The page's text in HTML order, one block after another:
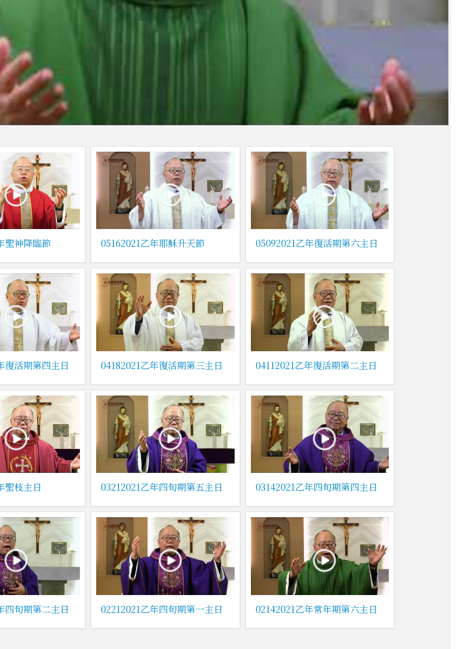
聖神降臨節 05162021乙年耶穌升天節 05092021乙年復活期第六主日
復活期第四主日 04182021乙年復活期第三主日 04112021乙年復活期第二主日
聖枝主日 03212021乙年四旬期第五主日 03142021乙年四旬期第四主日
四旬期第二主日 02212021乙年四旬期第一主日 02142021乙年常年期第六主日